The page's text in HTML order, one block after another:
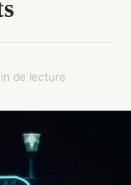
de lecture